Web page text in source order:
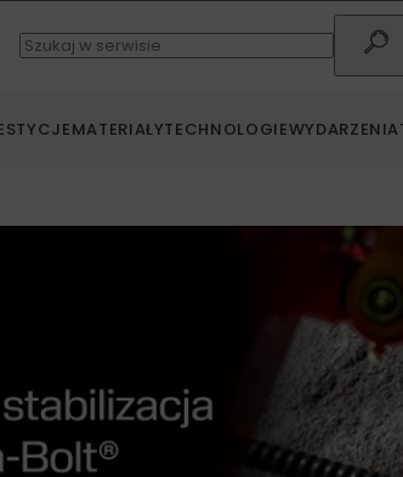
MATERIAŁYTECHNOLOGIEWYDARZENIA